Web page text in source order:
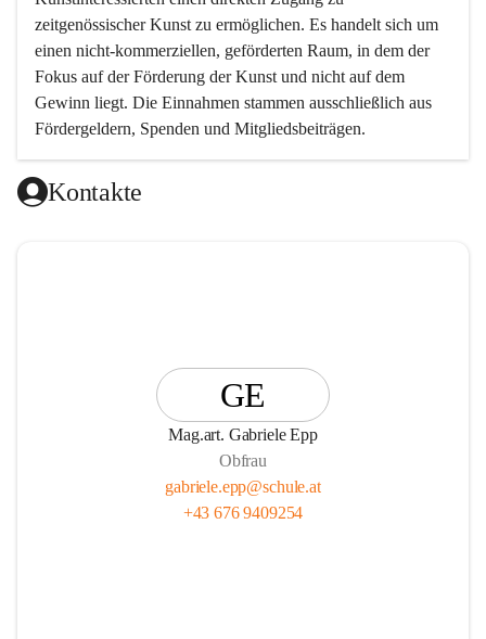
zeitgenössischer Kunst zu ermöglichen. Es handelt sich um
einen nicht-kommerziellen, geförderten Raum, in dem der
Fokus auf der Förderung der Kunst und nicht auf dem
Gewinn liegt. Die Einnahmen stammen ausschließlich aus
Fördergeldern, Spenden und Mitgliedsbeiträgen.
Kontakte
GE
Mag.art. Gabriele Epp
Obfrau
gabriele.epp@schule.at
+43 676 9409254